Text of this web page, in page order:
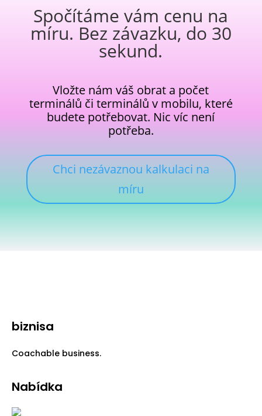
Spočítáme vám cenu na
míru. Bez závazku, do 30
sekund.
Vložte nám váš obrat a počet
terminálů či terminálů v mobilu, které
budete potřebovat. Nic víc není
potřeba.
Chci nezávaznou kalkulaci na
míru
biznisa
Coachable business.
Nabídka